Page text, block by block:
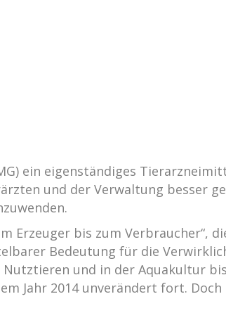
ein eigenständiges
und der Verwaltung besser
Erzeuger bis zum Verbraucher“,
Bedeutung für die
und in der Aquakultur
Jahr 2014 unverändert fort. Doch